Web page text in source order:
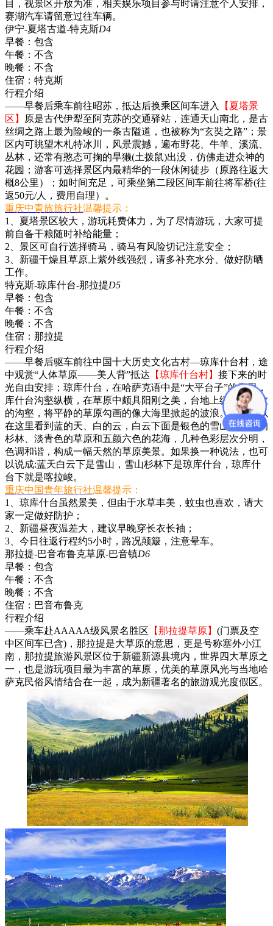
目，视景区开放为准，相关娱乐项目参与时请注意个人安排，
赛湖汽车请留意过往车辆。
伊宁-夏塔古道-特克斯D4
早餐： 包含
午餐： 不含
晚餐： 不含
住宿： 特克斯
行程介绍
——早餐后乘车前往昭苏，抵达后换乘区间车进入
【夏塔景
区】
原是古代伊犁至阿克苏的交通驿站，连通天山南北，是古
丝绸之路上最为险峻的一条古隘道，也被称为“玄奘之路”；景
区内可眺望木札特冰川，风景震撼，遍布野花、牛羊、溪流、
丛林，还常有憨态可掬的旱獭(土拨鼠)出没，仿佛走进众神的
花园；游客可选择景区内最精华的一段休闲徒步（原路往返大
概8公里）；如时间充足，可乘坐第二段区间车前往将军桥(往
返50元/人，费用自理）。
重庆中青旅旅行社温馨提示：
1、夏塔景区较大，游玩耗费体力，为了尽情游玩，大家可提
前自备干粮随时补给能量；
2、景区可自行选择骑马，骑马有风险切记注意安全；
3、新疆干燥且草原上紫外线强烈，请多补充水分、做好防晒
工作。
特克斯-琼库什台-那拉提D5
早餐： 包含
午餐： 不含
晚餐： 不含
住宿： 那拉提
行程介绍
——早餐后驱车前往中国十大历史文化古村—琼库什台村，途
中观赏“人体草原——美人背”抵达 【琼库什台村】 接下来的时
光自由安排；琼库什台，在哈萨克语中是“大平台子”的意思，
库什台沟壑纵横，在草原中颇具阳刚之美，台地上纵切出无数
的沟壑，将平静的草原勾画的像大海里掀起的波浪。我们可以
在这里看到蓝的天、白的云，白云下面是银色的雪山、墨绿的
杉林、淡青色的草原和五颜六色的花海，几种色彩层次分明，
色调和谐，构成一幅天然的草原美景。如果换一种说法，也可
以说成:蓝天白云下是雪山，雪山杉林下是琼库什台，琼库什
台下就是喀拉峻。
重庆中国青年旅行社温馨提示：
1、琼库什台虽然景美，但由于水草丰美，蚊虫也喜欢，请大
家一定做好防护；
2、新疆昼夜温差大，建议早晚穿长衣长袖；
3、今日往返行程约5小时，路况颠簸，注意晕车。
那拉提-巴音布鲁克草原-巴音镇D6
早餐： 包含
午餐： 不含
晚餐： 不含
住宿： 巴音布鲁克
行程介绍
——乘车赴AAAAA级风景名胜区 【那拉提草原】 (门票及空
中区间车已含)，那拉提是大草原的意思，更是号称塞外小江
南，那拉提旅游风景区位于新疆新源县境内，世界四大草原之
一，也是游玩项目最为丰富的草原，优美的草原风光与当地哈
萨克民俗风情结合在一起，成为新疆著名的旅游观光度假区。